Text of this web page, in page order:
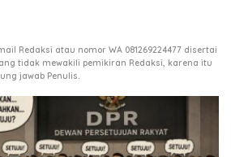
Redaksi atau nomor WA 081269224477 disertai
tidak mewakili pemikiran Redaksi, karena itu
jawab Penulis